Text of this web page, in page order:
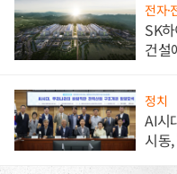
전자·
SK
건설
정치
AI시
시동